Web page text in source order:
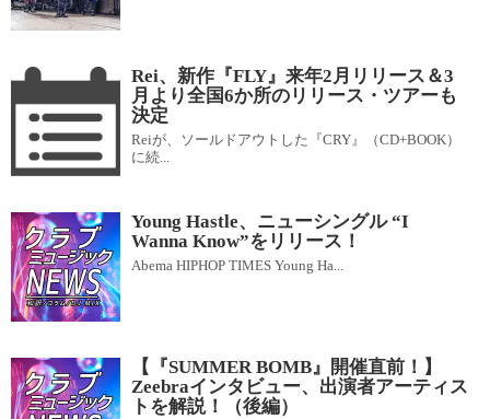
Rei、新作『FLY』来年2月リリース＆3
月より全国6か所のリリース・ツアーも
決定
Reiが、ソールドアウトした『CRY』（CD+BOOK）
に続...
Young Hastle、ニューシングル “I
Wanna Know”をリリース！
Abema HIPHOP TIMES Young Ha...
【『SUMMER BOMB』開催直前！】
Zeebraインタビュー、出演者アーティス
トを解説！（後編）